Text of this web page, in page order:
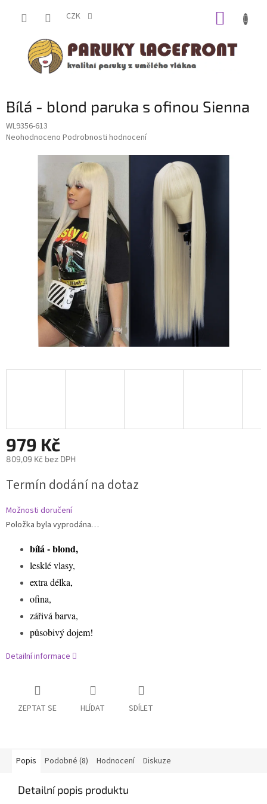
CZK
Bílá - blond paruka s ofinou Sienna
WL9356-613
Průměrné
hvězdiček.
Neohodnoceno Podrobnosti hodnocení
979 Kč
809,09 Kč bez DPH
cena:
Termín dodání na dotaz
Možnosti doručení
Položka byla vyprodána…
bílá - blond,
lesklé vlasy,
extra délka,
ofina,
zářivá barva,
působivý dojem!
Detailní informace
ZEPTAT SE HLÍDAT SDÍLET
Popis Podobné (8) Hodnocení Diskuze
Detailní popis produktu